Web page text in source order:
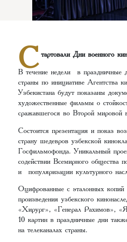
С тартовали Дни военного
В течение недели в праздничные
страны по инициативе Агентства
Узбекистана будут показаны
художественные фильмы о
сражавшегося во Второй мировой
Состоится презентация и показ
страну шедевров узбекской
Госфильмофонда. Уникальный
содействии Всемирного общества
и популяризации культурного
Оцифрованные с эталонных
произведения узбекского
«Хирург», «Генерал Рахимов»,
10 картин в праздничные дни
на телеканалах страны.